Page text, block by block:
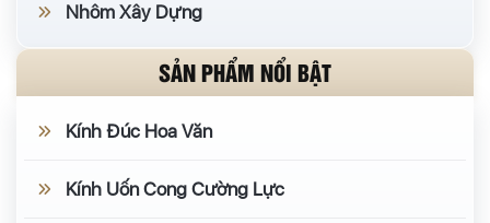
Nhôm Xây Dựng
SẢN PHẨM NỔI BẬT
Kính Đúc Hoa Văn
Kính Uốn Cong Cường Lực